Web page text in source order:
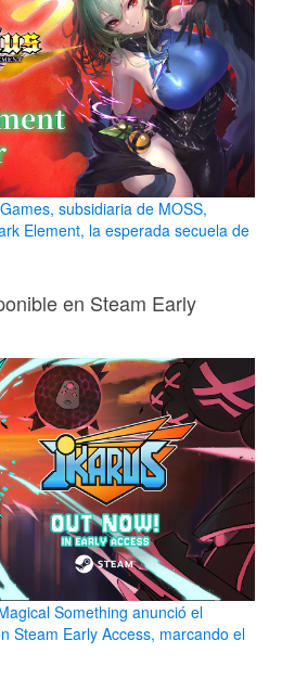
subsidiaria de MOSS,
Element, la esperada secuela de
en Steam Early
Something anunció el
Steam Early Access, marcando el